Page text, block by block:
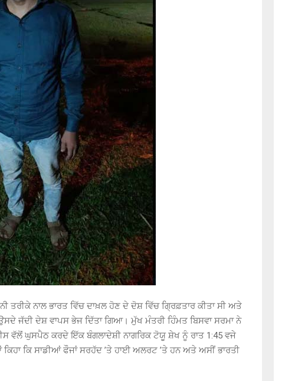
ਤਰੀਕੇ ਨਾਲ ਭਾਰਤ ਵਿੱਚ ਦਾਖ਼ਲ ਹੋਣ ਦੇ ਦੋਸ਼ ਵਿੱਚ ਗ੍ਰਿਫ਼ਤਾਰ ਕੀਤਾ ਸੀ ਅਤੇ
ਜੱਦੀ ਦੇਸ਼ ਵਾਪਸ ਭੇਜ ਦਿੱਤਾ ਗਿਆ। ਮੁੱਖ ਮੰਤਰੀ ਹਿੰਮਤ ਬਿਸਵਾ ਸਰਮਾ ਨੇ
ਵੱਲੋਂ ਘੁਸਪੈਠ ਕਰਦੇ ਇੱਕ ਬੰਗਲਾਦੇਸ਼ੀ ਨਾਗਰਿਕ ਟੋਯੂ ਸ਼ੇਖ ਨੂੰ ਰਾਤ 1:45 ਵਜੇ
ਕਿ ਸਾਡੀਆਂ ਫੌਜਾਂ ਸਰਹੱਦ ’ਤੇ ਹਾਈ ਅਲਰਟ ’ਤੇ ਹਨ ਅਤੇ ਅਸੀਂ ਭਾਰਤੀ